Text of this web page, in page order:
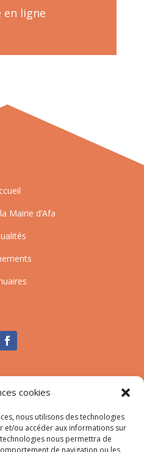
cookies
nous utilisons des technologies
et/ou accéder aux informations sur
nous permettra de
de navigation ou les
en ligne
Mairie d’Afa